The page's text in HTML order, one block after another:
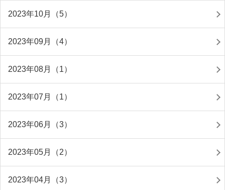
2023年10月（5）
2023年09月（4）
2023年08月（1）
2023年07月（1）
2023年06月（3）
2023年05月（2）
2023年04月（3）